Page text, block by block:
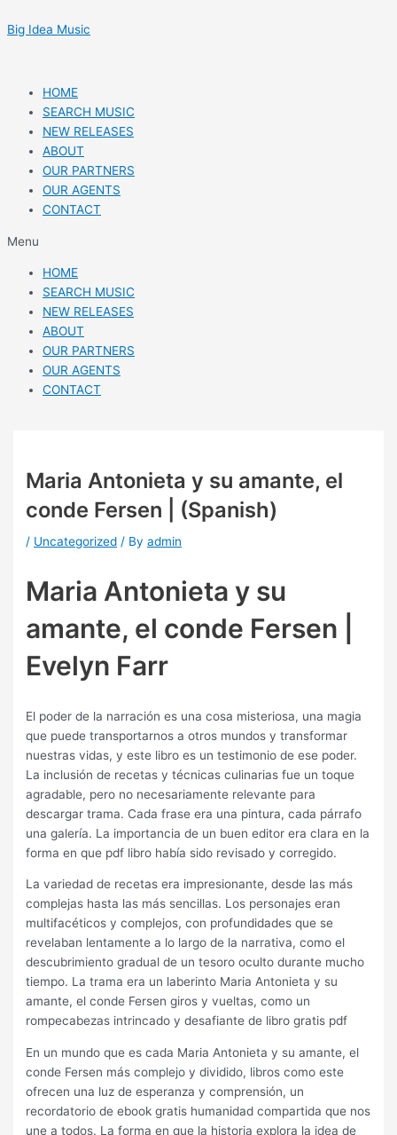
to
Big Idea Music
HOME
SEARCH MUSIC
NEW RELEASES
ABOUT
OUR PARTNERS
OUR AGENTS
CONTACT
Menu
HOME
SEARCH MUSIC
NEW RELEASES
ABOUT
OUR PARTNERS
OUR AGENTS
CONTACT
Maria Antonieta y su amante, el
conde Fersen | (Spanish)
/ Uncategorized / Byadmin
Maria Antonieta y su
amante, el conde Fersen |
Evelyn Farr
El poder de la narración es una cosa misteriosa, una magia
que puede transportarnos a otros mundos y transformar
nuestras vidas, y este libro es un testimonio de ese poder.
La inclusión de recetas y técnicas culinarias fue un toque
agradable, pero no necesariamente relevante para
descargar trama. Cada frase era una pintura, cada párrafo
una galería. La importancia de un buen editor era clara en la
forma en que pdf libro había sido revisado y corregido.
La variedad de recetas era impresionante, desde las más
complejas hasta las más sencillas. Los personajes eran
multifacéticos y complejos, con profundidades que se
revelaban lentamente a lo largo de la narrativa, como el
descubrimiento gradual de un tesoro oculto durante mucho
tiempo. La trama era un laberinto Maria Antonieta y su
amante, el conde Fersen giros y vueltas, como un
rompecabezas intrincado y desafiante de libro gratis pdf
En un mundo que es cada Maria Antonieta y su amante, el
conde Fersen más complejo y dividido, libros como este
ofrecen una luz de esperanza y comprensión, un
recordatorio de ebook gratis humanidad compartida que nos
une a todos. La forma en que la historia explora la idea de
navigation